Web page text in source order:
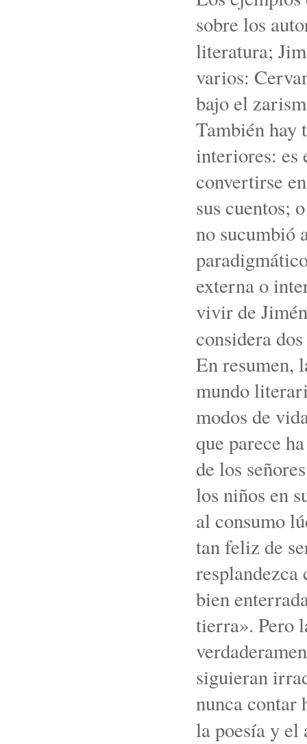
sobre los
literatura;
varios:
bajo el
También hay
interiores: es
convertirse
sus cuentos;
no sucumbió
externa o
vivir de
considera dos
En resumen,
mundo
modos de
que parece
de los
los niños en
al consumo
tan feliz de
resplandezca
bien
tierra». Pero
siguieran
nunca contar
la poesía y el